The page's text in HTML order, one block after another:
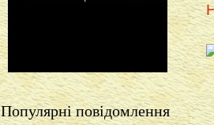
Популярні повідомлення